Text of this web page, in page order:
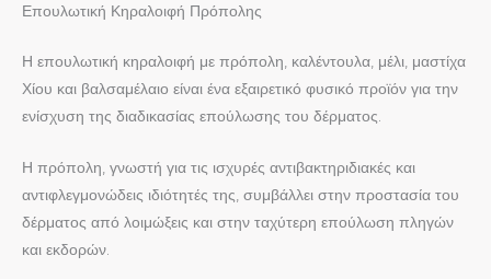
Επουλωτική Κηραλοιφή Πρόπολης
Η επουλωτική κηραλοιφή με πρόπολη, καλέντουλα, μέλι, μαστίχα
Χίου και βαλσαμέλαιο είναι ένα εξαιρετικό φυσικό προϊόν για την
ενίσχυση της διαδικασίας επούλωσης του δέρματος.
Η πρόπολη, γνωστή για τις ισχυρές αντιβακτηριδιακές και
αντιφλεγμονώδεις ιδιότητές της, συμβάλλει στην προστασία του
δέρματος από λοιμώξεις και στην ταχύτερη επούλωση πληγών
και εκδορών.